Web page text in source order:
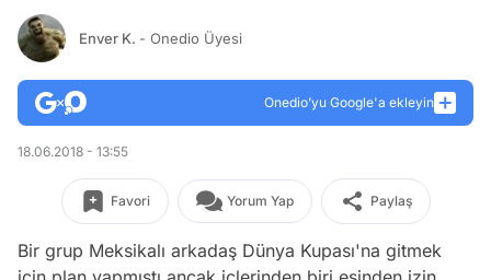
Enver K. - Onedio Üyesi
Onedio’yu Google'a ekleyin
18.06.2018 - 13:55
Favori Yorum Yap Paylaş
Bir grup Meksikalı arkadaş Dünya Kupası'na gitmek